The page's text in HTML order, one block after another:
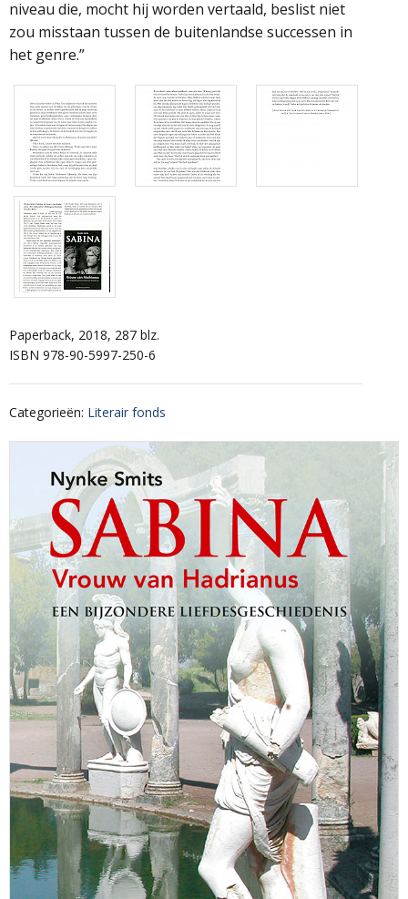
niveau die, mocht hij worden vertaald, beslist niet
zou misstaan tussen de buitenlandse successen in
het genre.”
Paperback, 2018, 287 blz.
ISBN 978-90-5997-250-6
Categorieën: Literair fonds